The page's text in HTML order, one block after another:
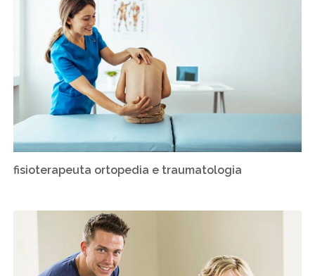
fisioterapeuta ortopedia e traumatologia